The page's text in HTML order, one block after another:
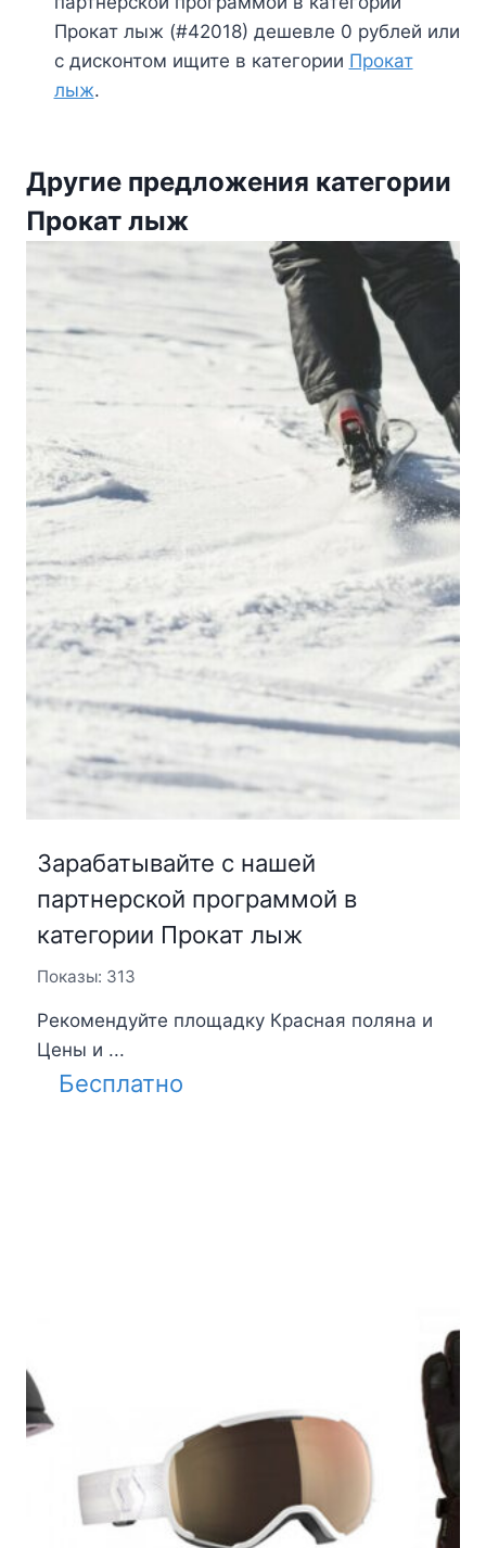
Прокат лыж (#42018) дешевле 0 рублей или
с дисконтом ищите в категории Прокат
лыж.
Другие предложения категории
Прокат лыж
Зарабатывайте с нашей
партнерской программой в
категории Прокат лыж
Показы: 313
Рекомендуйте площадку Красная поляна и
Цены и ...
Бесплатно